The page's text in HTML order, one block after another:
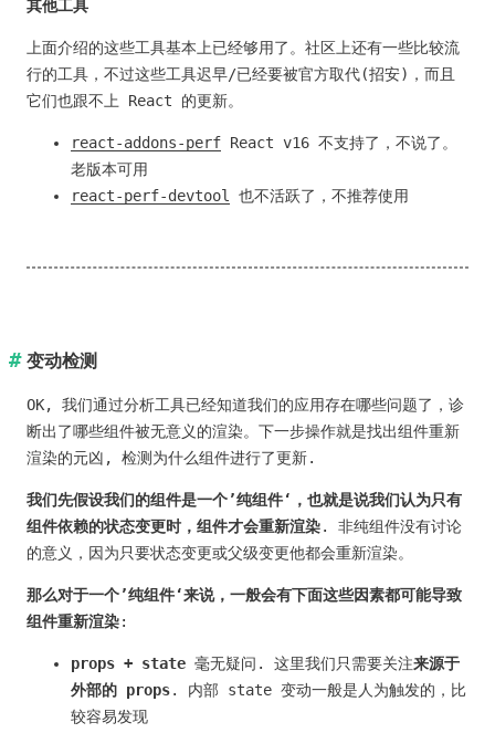
其他工具
上面介绍的这些工具基本上已经够用了。社区上还有一些比较流
行的工具，不过这些工具迟早/已经要被官方取代(招安)，而且
它们也跟不上 React 的更新。
react-addons-perf React v16 不支持了，不说了。
老版本可用
react-perf-devtool 也不活跃了，不推荐使用
变动检测
OK, 我们通过分析工具已经知道我们的应用存在哪些问题了，诊
断出了哪些组件被无意义的渲染。下一步操作就是找出组件重新
渲染的元凶, 检测为什么组件进行了更新.
我们先假设我们的组件是一个’纯组件‘，也就是说我们认为只有
组件依赖的状态变更时，组件才会重新渲染. 非纯组件没有讨论
的意义，因为只要状态变更或父级变更他都会重新渲染。
那么对于一个’纯组件‘来说，一般会有下面这些因素都可能导致
组件重新渲染:
props + state 毫无疑问. 这里我们只需要关注来源于
外部的 props. 内部 state 变动一般是人为触发的，比
较容易发现